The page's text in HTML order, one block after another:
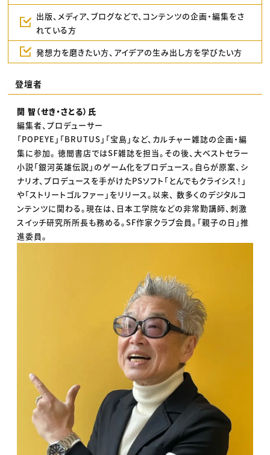
出版、メディア、ブログなどで、コンテンツの企画・編集をさ
れている方
発想力を磨きたい方、アイデアの生み出し方を学びたい方
登壇者
関 智（せき・さとる）氏
編集者、プロデューサー
「POPEYE」「BRUTUS」「宝島」など、カルチャー雑誌の企画・編
集に参加。 徳間書店ではSF雑誌を担当。その後、大ベストセラー
小説「銀河英雄伝説」のゲーム化をプロデュース。自らが原案、シ
ナリオ、プロデュースを手がけたPSソフト「とんでもクライシス！」
や「ストリートゴルファー」をリリース。以来、 数多くのデジタルコ
ンテンツに関わる。現在は、日本工学院などの非常勤講師、刺激
スイッチ研究所所長も務める。SF作家クラブ会員。「親子の日」推
進委員。